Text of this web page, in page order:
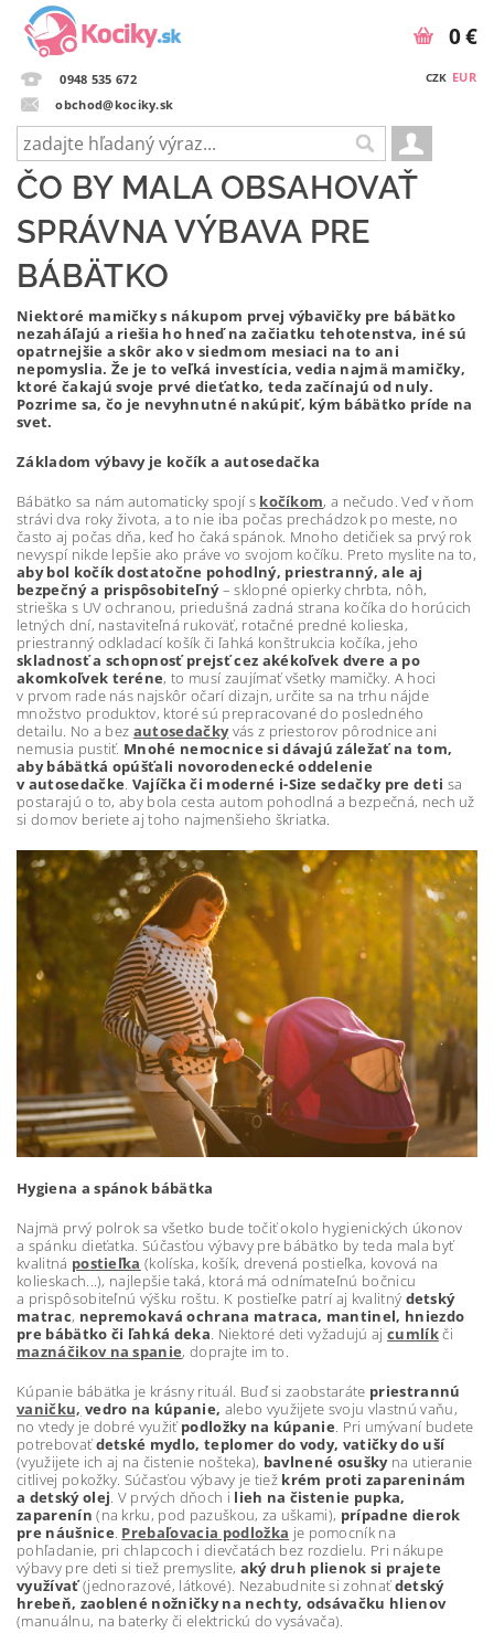
0948 535 672
obchod@kociky.sk
CZK EUR
0 €
ČO BY MALA OBSAHOVAŤ
SPRÁVNA VÝBAVA PRE
BÁBÄTKO
Niektoré mamičky s nákupom prvej výbavičky pre bábätko
nezaháľajú a riešia ho hneď na začiatku tehotenstva, iné sú
opatrnejšie a skôr ako v siedmom mesiaci na to ani
nepomyslia. Že je to veľká investícia, vedia najmä mamičky,
ktoré čakajú svoje prvé dieťatko, teda začínajú od nuly.
Pozrime sa, čo je nevyhnutné nakúpiť, kým bábätko príde na
svet.
Základom výbavy je kočík a autosedačka
Bábätko sa nám automaticky spojí s kočíkom, a nečudo. Veď v ňom
strávi dva roky života, a to nie iba počas prechádzok po meste, no
často aj počas dňa, keď ho čaká spánok. Mnoho detičiek sa prvý rok
nevyspí nikde lepšie ako práve vo svojom kočíku. Preto myslite na to,
aby bol kočík dostatočne pohodlný, priestranný, ale aj
bezpečný a prispôsobiteľný– sklopné opierky chrbta, nôh,
strieška s UV ochranou, priedušná zadná strana kočíka do horúcich
letných dní, nastaviteľná rukoväť, rotačné predné kolieska,
priestranný odkladací košík či ľahká konštrukcia kočíka, jeho
skladnosť a schopnosť prejsť cez akékoľvek dvere a po
akomkoľvek teréne, to musí zaujímať všetky mamičky. A hoci
v prvom rade nás najskôr očarí dizajn, určite sa na trhu nájde
množstvo produktov, ktoré sú prepracované do posledného
detailu. No a bez autosedačkyvás z priestorov pôrodnice ani
nemusia pustiť. Mnohé nemocnice si dávajú záležať na tom,
aby bábätká opúšťali novorodenecké oddelenie
v autosedačke. Vajíčka či moderné i-Size sedačky pre deti sa
postarajú o to, aby bola cesta autom pohodlná a bezpečná, nech už
si domov beriete aj toho najmenšieho škriatka.
Hygiena a spánok bábätka
Najmä prvý polrok sa všetko bude točiť okolo hygienických úkonov
a spánku dieťatka. Súčasťou výbavy pre bábätko by teda mala byť
kvalitná postieľka (kolíska, košík, drevená postieľka, kovová na
kolieskach...), najlepšie taká, ktorá má odnímateľnú bočnicu
a prispôsobiteľnú výšku roštu. K postieľke patrí aj kvalitný detský
matrac, nepremokavá ochrana matraca, mantinel, hniezdo
pre bábätko či ľahká deka. Niektoré deti vyžadujú aj cumlíkči
maznáčikov na spanie, doprajte im to.
Kúpanie bábätka je krásny rituál. Buď si zaobstaráte priestrannú
vaničku, vedro na kúpanie, alebo využijete svoju vlastnú vaňu,
no vtedy je dobré využiťpodložky na kúpanie. Pri umývaní budete
potrebovaťdetské mydlo, teplomer do vody, vatičky do uší
(využijete ich aj na čistenie nošteka), bavlnené osušky na utieranie
citlivej pokožky. Súčasťou výbavy je tiež krém proti zapareninám
a detský olej. V prvých dňoch i lieh na čistenie pupka,
zaparenín (na krku, pod pazuškou, za uškami), prípadne dierok
pre náušnice. Prebaľovacia podložka je pomocník na
pohľadanie, pri chlapcoch i dievčatách bez rozdielu. Pri nákupe
výbavy pre deti si tiež premyslite, aký druh plienok si prajete
využívať(jednorazové, látkové). Nezabudnite si zohnaťdetský
hrebeň, zaoblené nožničky na nechty, odsávačku hlienov
(manuálnu, na baterky či elektrickú do vysávača).